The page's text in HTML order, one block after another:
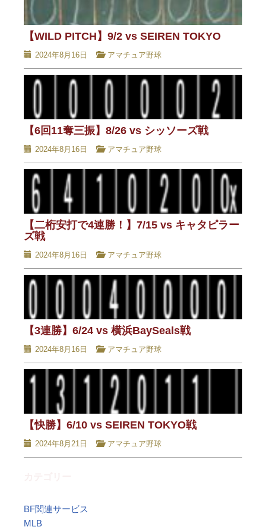
【WILD PITCH】9/2 vs SEIREN TOKYO
2024年8月16日 アマチュア野球
【6回11奪三振】8/26 vs シッソーズ戦
2024年8月16日 アマチュア野球
【二桁安打で4連勝！】7/15 vs キャタピラー
ズ戦
2024年8月16日 アマチュア野球
【3連勝】6/24 vs 横浜BaySeals戦
2024年8月16日 アマチュア野球
【快勝】6/10 vs SEIREN TOKYO戦
2024年8月21日 アマチュア野球
BF関連サービス
MLB